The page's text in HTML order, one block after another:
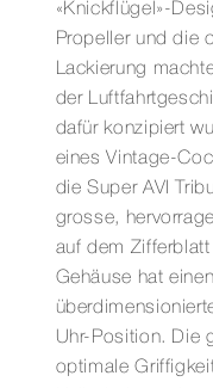
«Knickflügel»-
Propeller und die
Lackierung
der
dafür konzipiert
eines Vintage-
die Super AVI
grosse,
auf dem
Gehäuse hat
Uhr-Position. Die
optimale